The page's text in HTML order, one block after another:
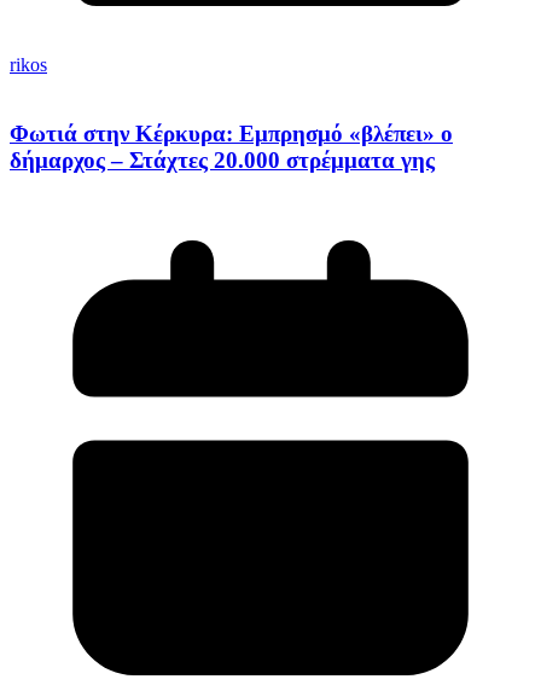
rikos
Φωτιά στην Κέρκυρα: Εμπρησμό «βλέπει» ο
δήμαρχος – Στάχτες 20.000 στρέμματα γης